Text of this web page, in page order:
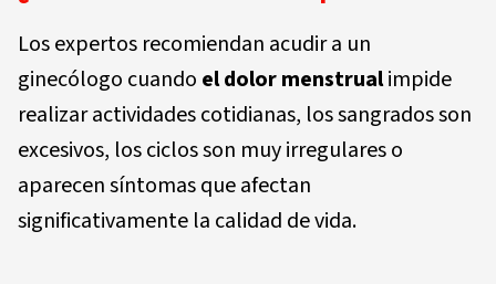
Los expertos recomiendan acudir a un
ginecólogo cuando el dolor menstrualimpide
realizar actividades cotidianas, los sangrados son
excesivos, los ciclos son muy irregulares o
aparecen síntomas que afectan
significativamente la calidad de vida.